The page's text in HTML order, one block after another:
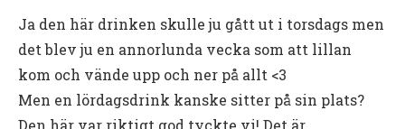
Ja den här drinken skulle ju gått ut i torsdags men
det blev ju en annorlunda vecka som att lillan
kom och vände upp och ner på allt <3
Men en lördagsdrink kanske sitter på sin plats?
Den här var riktigt god tyckte vi! Det är